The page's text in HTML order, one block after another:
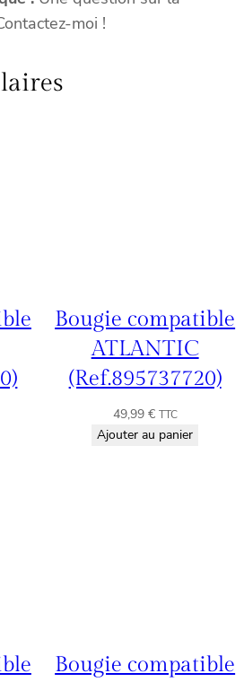
moi !
Bougie compatible
ATLANTIC
(Ref.895737720)
49,99 € TTC
Ajouter au panier
Bougie compatible